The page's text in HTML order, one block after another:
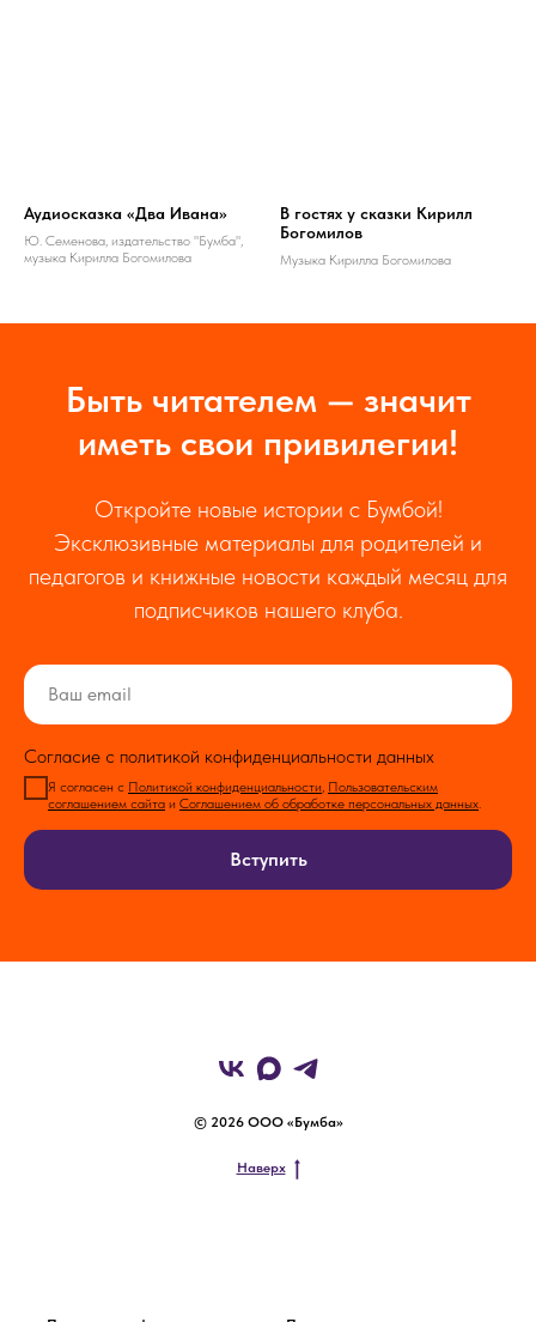
Аудиосказка «Два Ивана»
Ю. Семенова, издательство "Бумба",
музыка Кирилла Богомилова
В гостях у сказки Кирилл
Богомилов
Музыка Кирилла Богомилова
Быть читателем — значит
иметь свои привилегии!
Откройте новые истории с Бумбой!
Эксклюзивные материалы для родителей и
педагогов и книжные новости каждый месяц для
подписчиков нашего клуба.
Согласие с политикой конфиденциальности данных
Я согласен с Политикой конфиденциальности, Пользовательским
соглашением сайта и Соглашением об обработке персональных данных.
Вступить
© 2026 ООО «Бумба»
Наверх